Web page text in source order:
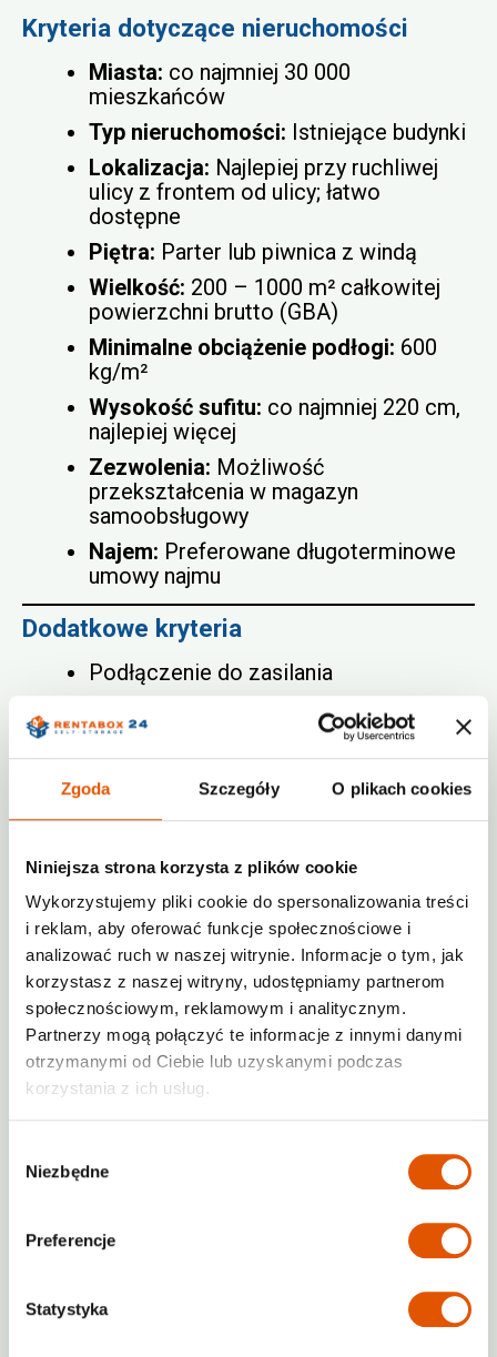
Zgoda Szczegóły O plikach cookies
Niniejsza strona korzysta z plików cookie
Wykorzystujemy pliki cookie do spersonalizowania treści
i reklam, aby oferować funkcje społecznościowe i
analizować ruch w naszej witrynie. Informacje o tym, jak
korzystasz z naszej witryny, udostępniamy partnerom
społecznościowym, reklamowym i analitycznym.
Partnerzy mogą połączyć te informacje z innymi danymi
otrzymanymi od Ciebie lub uzyskanymi podczas
korzystania z ich usług.
zgody
Niezbędne
Preferencje
Statystyka
Kryteria dotyczące nieruchomości
Miasta: co najmniej 30 000
mieszkańców
Typ nieruchomości: Istniejące budynki
Lokalizacja: Najlepiej przy ruchliwej
ulicy z frontem od ulicy; łatwo
dostępne
Piętra: Parter lub piwnica z windą
Wielkość: 200 – 1000 m² całkowitej
powierzchni brutto (GBA)
Minimalne obciążenie podłogi: 600
kg/m²
Wysokość sufitu: co najmniej 220 cm,
najlepiej więcej
Zezwolenia: Możliwość
przekształcenia w magazyn
samoobsługowy
Najem: Preferowane długoterminowe
umowy najmu
Dodatkowe kryteria
Podłączenie do zasilania
Ogrzewanie (pożądane, ale nie
niezbędne)
korzystania z budynku 24/7
Dostępność strefy załadunku w pobliżu
Obiekty kontenerowe
Miasta:co najmniej 30 000
mieszkańców
Wielkość: od 1 000 do 5 000 m²
Lokalizacja:Dobra dostępność, blisko
głównych dróg, najlepiej asfaltowych
lub betonowych
Nasza wizja
zapewnienie wysokiej jakości, łatwo
magazynowych w centrach miast.
Poszukujemy nieruchomości, które idealnie